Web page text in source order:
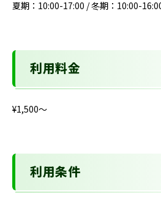
夏期：10:00-17:00 / 冬期：10:00-
利用料金
¥1,500〜
利用条件